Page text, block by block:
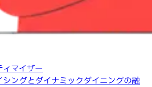
マイザー
ングとダイナミックダイニングの融